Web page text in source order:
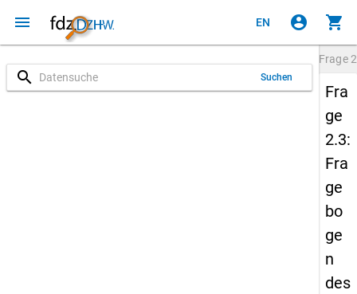
menu EN account_circle shopping_cart
search Suchen
Frage
Fra
ge
2.3:
Fra
ge
bo
ge
n
des